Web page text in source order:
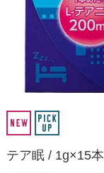
テア眠 / 1g×15本